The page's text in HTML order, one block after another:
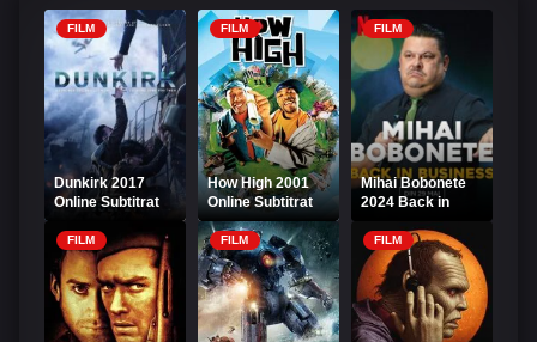
FILM
Dunkirk 2017
Online Subtitrat
FILM
How High 2001
Online Subtitrat
FILM
Mihai Bobonete
2024 Back in
FILM FILM FILM